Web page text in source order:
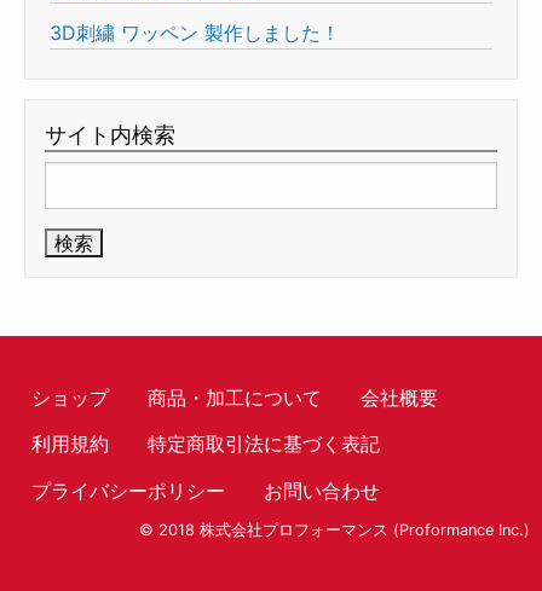
3D刺繍 ワッペン 製作しました！
サイト内検索
索:
ショップ 商品・加工について
会社概要
利用規約
特定商取引法に基づく表記
プライバシーポリシー
お問い合わせ
© 2018 株式会社プロフォーマンス (Proformance Inc.)